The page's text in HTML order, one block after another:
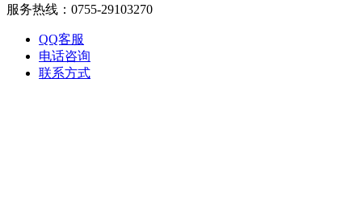
服务热线：0755-29103270
QQ客服
电话咨询
联系方式